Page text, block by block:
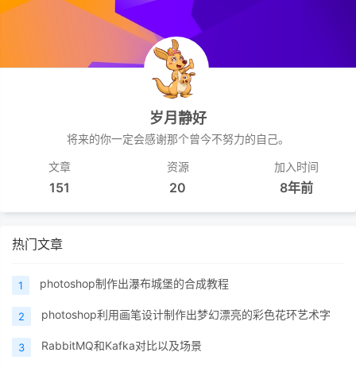
岁月静好
将来的你一定会感谢那个曾今不努力的自己。
文章
151
资源
20
加入时间
8年前
热门文章
1 photoshop制作出瀑布城堡的合成教程
2 photoshop利用画笔设计制作出梦幻漂亮的彩色花环艺术字
3 RabbitMQ和Kafka对比以及场景